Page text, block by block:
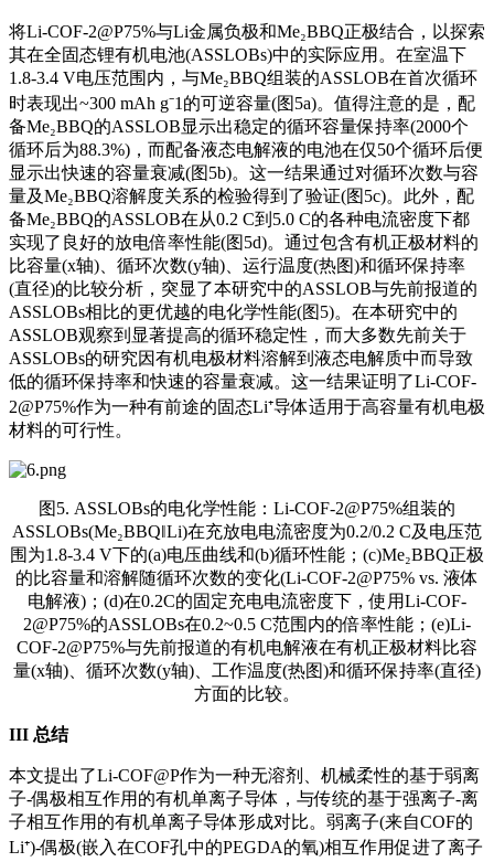
将Li-COF-2@P75%与Li金属负极和Me₂BBQ正极结合，以探索
其在全固态锂有机电池(ASSLOBs)中的实际应用。在室温下
1.8-3.4 V电压范围内，与Me₂BBQ组装的ASSLOB在首次循环
时表现出~300 mAh g⁻1的可逆容量(图5a)。值得注意的是，配
备Me₂BBQ的ASSLOB显示出稳定的循环容量保持率(2000个
循环后为88.3%)，而配备液态电解液的电池在仅50个循环后便
显示出快速的容量衰减(图5b)。这一结果通过对循环次数与容
量及Me₂BBQ溶解度关系的检验得到了验证(图5c)。此外，配
备Me₂BBQ的ASSLOB在从0.2 C到5.0 C的各种电流密度下都
实现了良好的放电倍率性能(图5d)。通过包含有机正极材料的
比容量(x轴)、循环次数(y轴)、运行温度(热图)和循环保持率
(直径)的比较分析，突显了本研究中的ASSLOB与先前报道的
ASSLOBs相比的更优越的电化学性能(图5)。在本研究中的
ASSLOB观察到显著提高的循环稳定性，而大多数先前关于
ASSLOBs的研究因有机电极材料溶解到液态电解质中而导致
低的循环保持率和快速的容量衰减。这一结果证明了Li-COF-
2@P75%作为一种有前途的固态Li⁺导体适用于高容量有机电极
材料的可行性。
图5. ASSLOBs的电化学性能：Li-COF-2@P75%组装的
ASSLOBs(Me₂BBQ‖Li)在充放电电流密度为0.2/0.2 C及电压范
围为1.8-3.4 V下的(a)电压曲线和(b)循环性能；(c)Me₂BBQ正极
的比容量和溶解随循环次数的变化(Li-COF-2@P75% vs. 液体
电解液)；(d)在0.2C的固定充电电流密度下，使用Li-COF-
2@P75%的ASSLOBs在0.2~0.5 C范围内的倍率性能；(e)Li-
COF-2@P75%与先前报道的有机电解液在有机正极材料比容
量(x轴)、循环次数(y轴)、工作温度(热图)和循环保持率(直径)
方面的比较。
III 总结
本文提出了Li-COF@P作为一种无溶剂、机械柔性的基于弱离
子-偶极相互作用的有机单离子导体，与传统的基于强离子-离
子相互作用的有机单离子导体形成对比。弱离子(来自COF的
Li⁺)-偶极(嵌入在COF孔中的PEGDA的氧)相互作用促进了离子